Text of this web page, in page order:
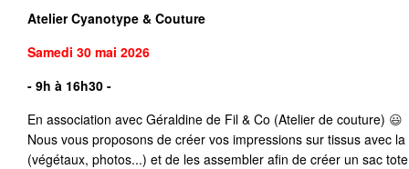
Atelier Cyanotype & Couture
Samedi 30 mai 2026
- 9h à 16h30 -
En association avec Géraldine de Fil & Co (Atelier de couture) 😃
Nous vous proposons de créer vos impressions sur tissus avec
(végétaux, photos...) et de les assembler afin de créer un sac